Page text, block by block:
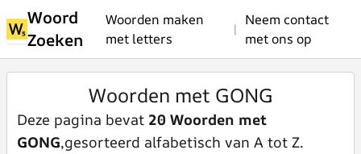
Woord
Zoeken
Woorden maken
met letters
|
Neem contact
met ons op
Woorden met GONG
Deze pagina bevat 20 Woorden met
GONG,gesorteerd alfabetisch van A tot Z.